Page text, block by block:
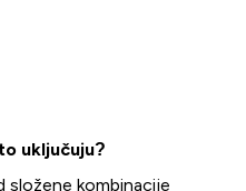
uključuju?
složene kombinacije